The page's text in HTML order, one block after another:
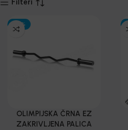
Filteri
-30%
OLIMPIJSKA ČRNA EZ
ZAKRIVLJENA PALICA